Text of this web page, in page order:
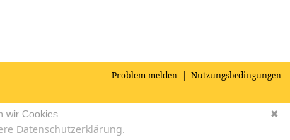
Problem melden | Nutzungsbedingungen
✖
wir Cookies.
Datenschutzerklärung.